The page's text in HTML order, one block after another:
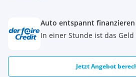
Auto entspannt finanzieren
In einer Stunde ist das
Jetzt Angebot